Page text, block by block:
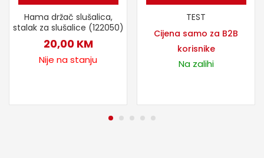
Hama držač slušalica,
stalak za slušalice (122050)
20,00 KM
Nije na stanju
TEST
Cijena samo za B2B
korisnike
Na zalihi